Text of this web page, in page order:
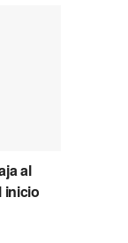
al
inicio